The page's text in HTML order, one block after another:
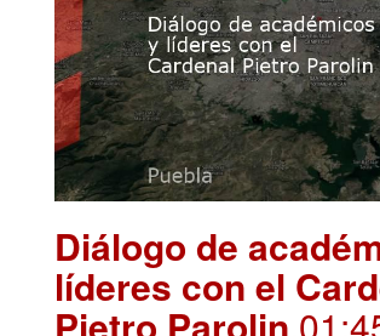
Diálogo de
líderes con el